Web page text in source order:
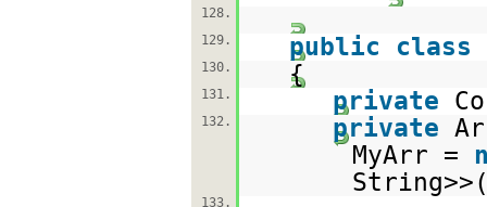
128.
129.
public class
130. {
131. private
132. private
MyArr =
133.